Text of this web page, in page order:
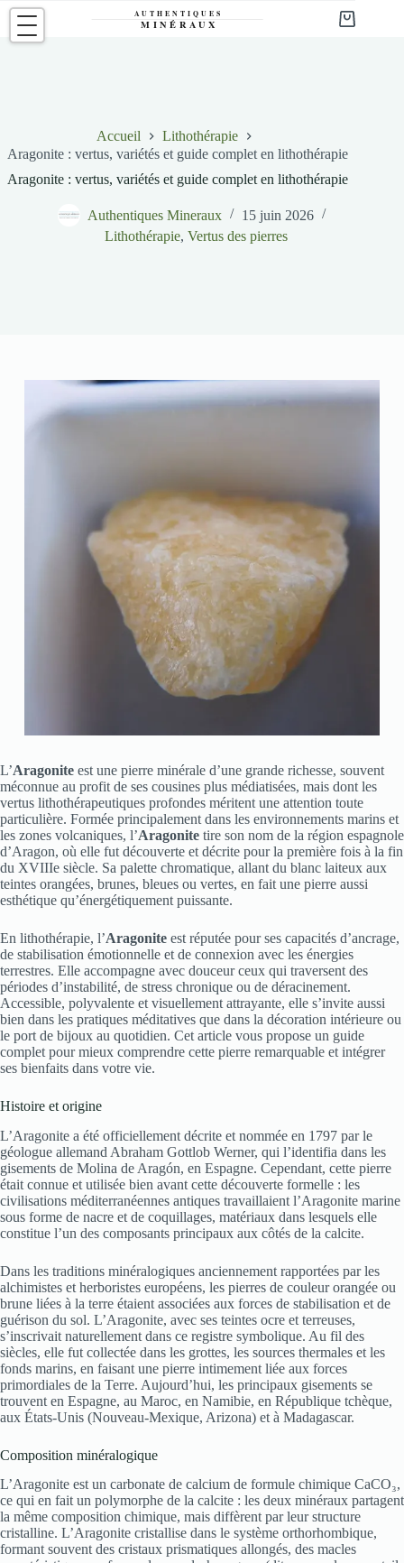
Passer
contenu
Panier
Accueil
Lithothérapie
Aragonite : vertus, variétés et guide complet en lithothérapie
Aragonite : vertus, variétés et guide complet en lithothérapie
Authentiques Mineraux
15 juin 2026
Lithothérapie, Vertus des pierres
L’Aragonite est une pierre minérale d’une grande richesse, souvent
méconnue au profit de ses cousines plus médiatisées, mais dont les
vertus lithothérapeutiques profondes méritent une attention toute
particulière. Formée principalement dans les environnements marins et
les zones volcaniques, l’Aragonite tire son nom de la région espagnole
d’Aragon, où elle fut découverte et décrite pour la première fois à la fin
du XVIIIe siècle. Sa palette chromatique, allant du blanc laiteux aux
teintes orangées, brunes, bleues ou vertes, en fait une pierre aussi
esthétique qu’énergétiquement puissante.
En lithothérapie, l’Aragonite est réputée pour ses capacités d’ancrage,
de stabilisation émotionnelle et de connexion avec les énergies
terrestres. Elle accompagne avec douceur ceux qui traversent des
périodes d’instabilité, de stress chronique ou de déracinement.
Accessible, polyvalente et visuellement attrayante, elle s’invite aussi
bien dans les pratiques méditatives que dans la décoration intérieure ou
le port de bijoux au quotidien. Cet article vous propose un guide
complet pour mieux comprendre cette pierre remarquable et intégrer
ses bienfaits dans votre vie.
Histoire et origine
L’Aragonite a été officiellement décrite et nommée en 1797 par le
géologue allemand Abraham Gottlob Werner, qui l’identifia dans les
gisements de Molina de Aragón, en Espagne. Cependant, cette pierre
était connue et utilisée bien avant cette découverte formelle : les
civilisations méditerranéennes antiques travaillaient l’Aragonite marine
sous forme de nacre et de coquillages, matériaux dans lesquels elle
constitue l’un des composants principaux aux côtés de la calcite.
Dans les traditions minéralogiques anciennement rapportées par les
alchimistes et herboristes européens, les pierres de couleur orangée ou
brune liées à la terre étaient associées aux forces de stabilisation et de
guérison du sol. L’Aragonite, avec ses teintes ocre et terreuses,
s’inscrivait naturellement dans ce registre symbolique. Au fil des
siècles, elle fut collectée dans les grottes, les sources thermales et les
fonds marins, en faisant une pierre intimement liée aux forces
primordiales de la Terre. Aujourd’hui, les principaux gisements se
trouvent en Espagne, au Maroc, en Namibie, en République tchèque,
aux États-Unis (Nouveau-Mexique, Arizona) et à Madagascar.
Composition minéralogique
L’Aragonite est un carbonate de calcium de formule chimique CaCO₃,
ce qui en fait un polymorphe de la calcite : les deux minéraux partagent
la même composition chimique, mais diffèrent par leur structure
cristalline. L’Aragonite cristallise dans le système orthorhombique,
formant souvent des cristaux prismatiques allongés, des macles